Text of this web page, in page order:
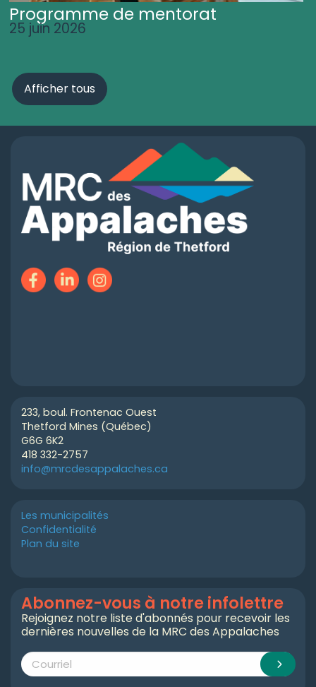
Programme de mentorat
25 juin 2026
Afficher tous
233, boul. Frontenac Ouest
Thetford Mines (Québec)
G6G 6K2
418 332-2757
info@mrcdesappalaches.ca
Les municipalités
Confidentialité
Plan du site
Abonnez-vous à notre infolettre
Rejoignez notre liste d'abonnés pour recevoir les
dernières nouvelles de la MRC des Appalaches